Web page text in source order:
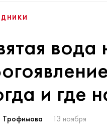
и где
Трофимова 13 ноября